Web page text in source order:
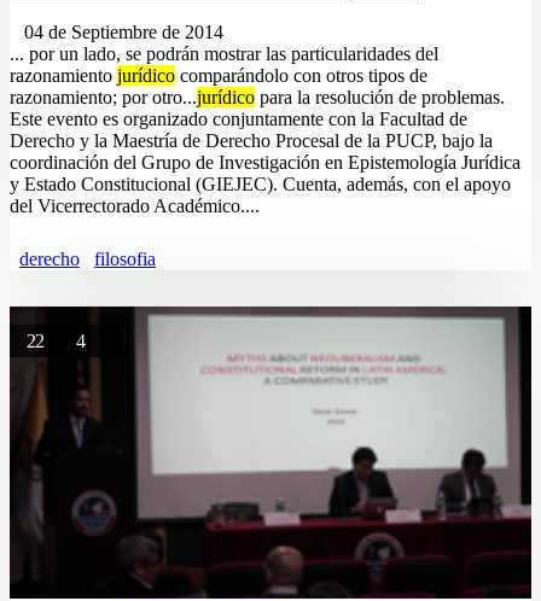
04 de Septiembre de 2014
... por un lado, se podrán mostrar las particularidades del
razonamiento jurídico comparándolo con otros tipos de
razonamiento; por otro...jurídico para la resolución de problemas.
Este evento es organizado conjuntamente con la Facultad de
Derecho y la Maestría de Derecho Procesal de la PUCP, bajo la
coordinación del Grupo de Investigación en Epistemología Jurídica
y Estado Constitucional (GIEJEC). Cuenta, además, con el apoyo
del Vicerrectorado Académico....
derecho filosofia
22 4